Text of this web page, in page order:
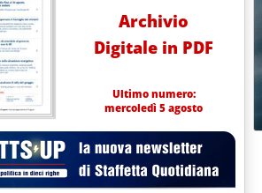
Archivio
Digitale in PDF
Ultimo numero:
mercoledì 5 agosto